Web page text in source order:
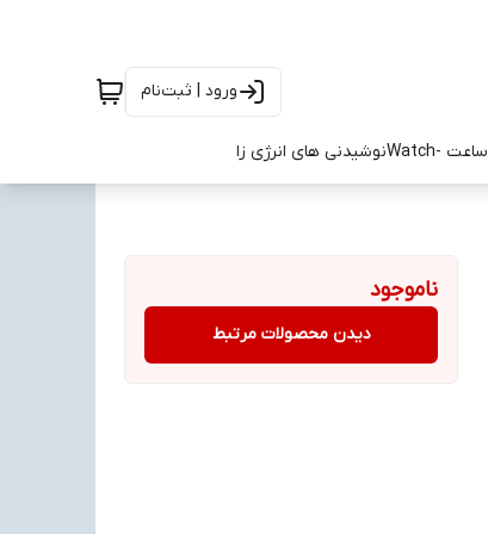
ورود | ثبت‌نام
ساعت -Watch نوشیدنی های انرژی زا
ناموجود
دیدن محصولات مرتبط